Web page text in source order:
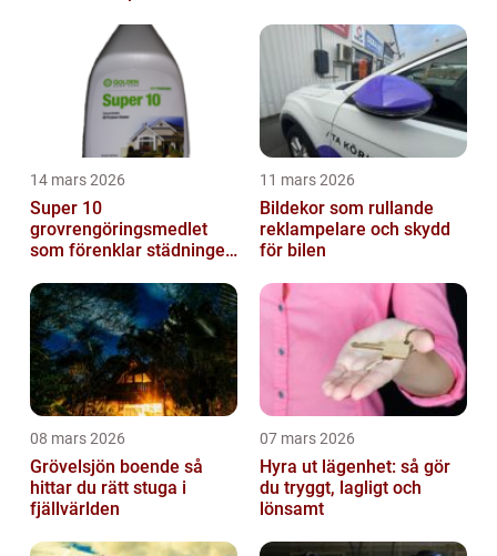
14 mars 2026
Super 10
grovrengöringsmedlet
som förenklar städningen
11 mars 2026
Bildekor som rullande
reklampelare och skydd
för bilen
08 mars 2026
Grövelsjön boende så
hittar du rätt stuga i
fjällvärlden
07 mars 2026
Hyra ut lägenhet: så gör
du tryggt, lagligt och
lönsamt